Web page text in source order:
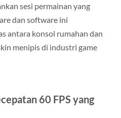
sesi permainan yang
dan software ini
antara konsol rumahan dan
menipis di industri game
60 FPS yang